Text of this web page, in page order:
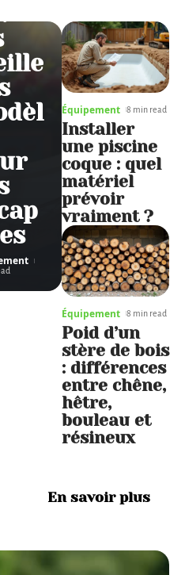
Équipement 8 min read
Installer
une piscine
coque : quel
matériel
prévoir
vraiment ?
Équipement 8 min read
Poid d’un
stère de bois
: différences
entre chêne,
hêtre,
bouleau et
résineux
En savoir plus